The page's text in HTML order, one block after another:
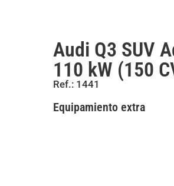
Audi Q3 SUV
110 kW (150
Ref.: 1441
Equipamiento extra